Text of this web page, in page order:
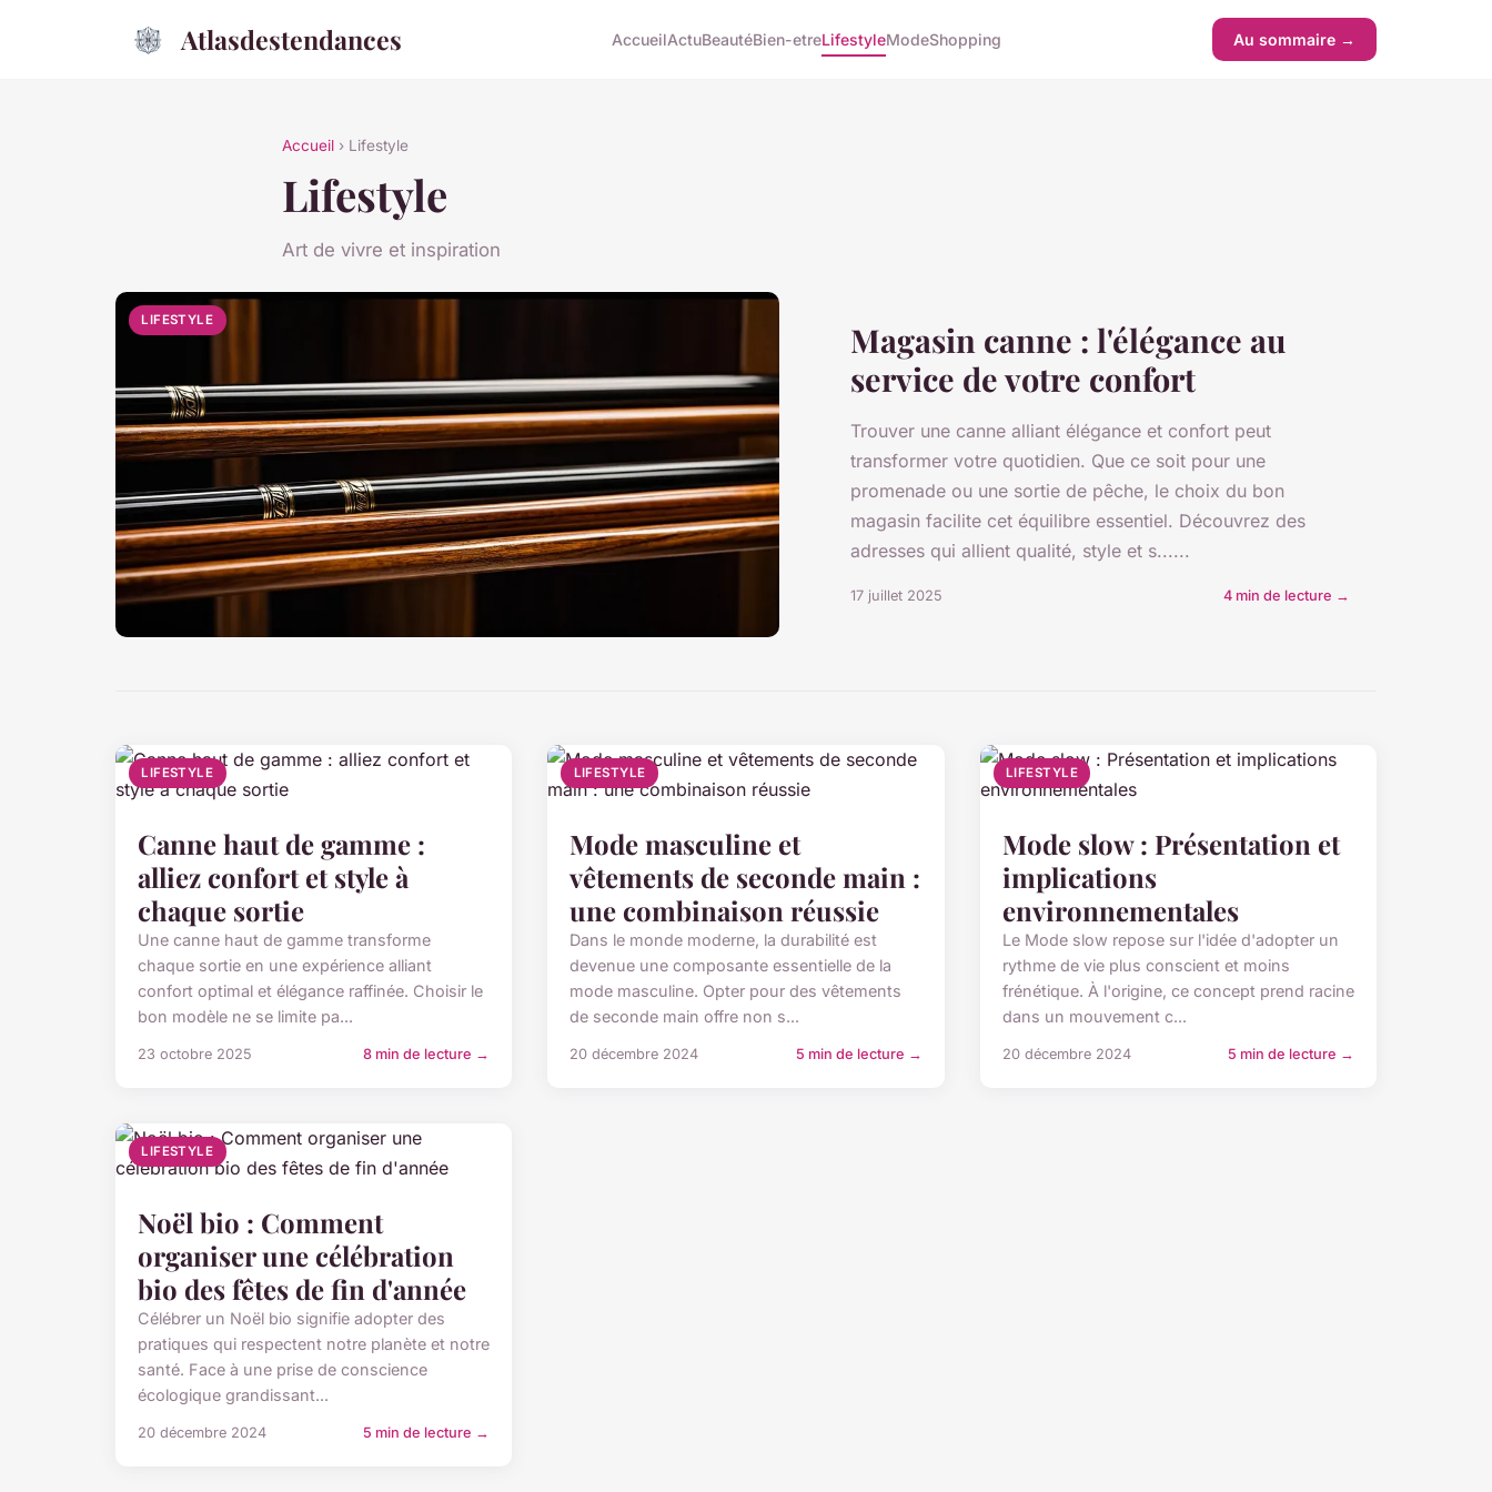
Atlasdestendances AccueilActuBeautéBien-etreLifestyleModeShopping Au sommaire →
Accueil › Lifestyle
Lifestyle
Art de vivre et inspiration
LIFESTYLE
Magasin canne : l'élégance au
service de votre confort
Trouver une canne alliant élégance et confort peut
transformer votre quotidien. Que ce soit pour une
promenade ou une sortie de pêche, le choix du bon
magasin facilite cet équilibre essentiel. Découvrez des
adresses qui allient qualité, style et s......
17 juillet 2025 4 min de lecture →
LIFESTYLE
Canne haut de gamme :
alliez confort et style à
chaque sortie
Une canne haut de gamme transforme
chaque sortie en une expérience alliant
confort optimal et élégance raffinée. Choisir le
bon modèle ne se limite pa...
23 octobre 2025 8 min de lecture →
LIFESTYLE
Mode masculine et
vêtements de seconde main :
une combinaison réussie
Dans le monde moderne, la durabilité est
devenue une composante essentielle de la
mode masculine. Opter pour des vêtements
de seconde main offre non s...
20 décembre 2024 5 min de lecture →
LIFESTYLE
Mode slow : Présentation et
implications
environnementales
Le Mode slow repose sur l'idée d'adopter un
rythme de vie plus conscient et moins
frénétique. À l'origine, ce concept prend racine
dans un mouvement c...
20 décembre 2024 5 min de lecture →
LIFESTYLE
Noël bio : Comment
organiser une célébration
bio des fêtes de fin d'année
Célébrer un Noël bio signifie adopter des
pratiques qui respectent notre planète et notre
santé. Face à une prise de conscience
écologique grandissant...
20 décembre 2024 5 min de lecture →